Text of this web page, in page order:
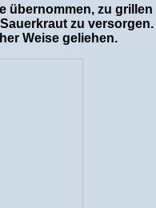
übernommen, zu grillen
zu versorgen.
Weise geliehen.